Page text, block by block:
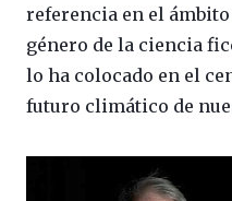
referencia en el
género de la ciencia
lo ha colocado en el
futuro climático de